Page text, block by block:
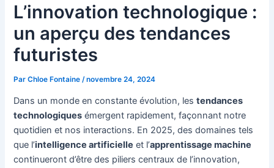
L’innovation technologique :
un aperçu des tendances
futuristes
ParChloe Fontaine /novembre 24, 2024
Dans un monde en constante évolution, lestendances
technologiques émergent rapidement, façonnant notre
quotidien et nos interactions. En 2025, des domaines tels
que l’intelligence artificielle et l’apprentissage machine
continueront d’être des piliers centraux de l’innovation,